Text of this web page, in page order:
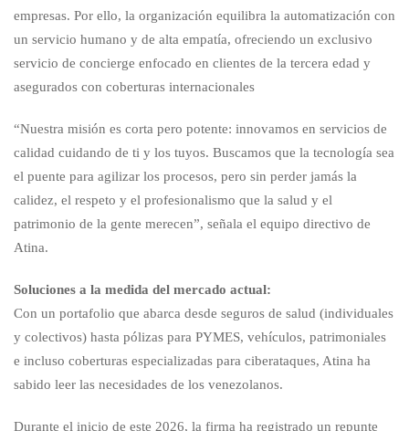
empresas. Por ello, la organización equilibra la automatización con
un servicio humano y de alta empatía, ofreciendo un exclusivo
servicio de concierge enfocado en clientes de la tercera edad y
asegurados con coberturas internacionales
“Nuestra misión es corta pero potente: innovamos en servicios de
calidad cuidando de ti y los tuyos. Buscamos que la tecnología sea
el puente para agilizar los procesos, pero sin perder jamás la
calidez, el respeto y el profesionalismo que la salud y el
patrimonio de la gente merecen”, señala el equipo directivo de
Atina.
Soluciones a la medida del mercado actual:
Con un portafolio que abarca desde seguros de salud (individuales
y colectivos) hasta pólizas para PYMES, vehículos, patrimoniales
e incluso coberturas especializadas para ciberataques, Atina ha
sabido leer las necesidades de los venezolanos.
Durante el inicio de este 2026, la firma ha registrado un repunte